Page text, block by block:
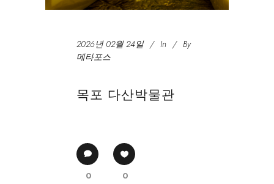
2026년 02월 24일 In
By
메타포스
목포 다산박물관
0 0